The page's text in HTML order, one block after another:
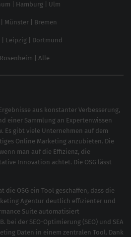
Hamburg Ulm
Münster Bremen
Leipzig Dortmund
Rosenheim Alle
aus konstanter Verbesserung,
einer Sammlung an Expertenwissen
Es gibt viele Unternehmen auf dem
Online Marketing anzubieten. Die
man auf die Effizienz, die
Innovation achtet. Die OSG lässt
die OSG ein Tool geschaffen, dass die
Agentur deutlich effizienter und
Suite automatisiert
bei der SEO-Optimierung (SEO) und SEA
Daten in einem zentralen Tool. Dank